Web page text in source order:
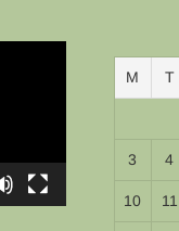
M T
3 4
10 11